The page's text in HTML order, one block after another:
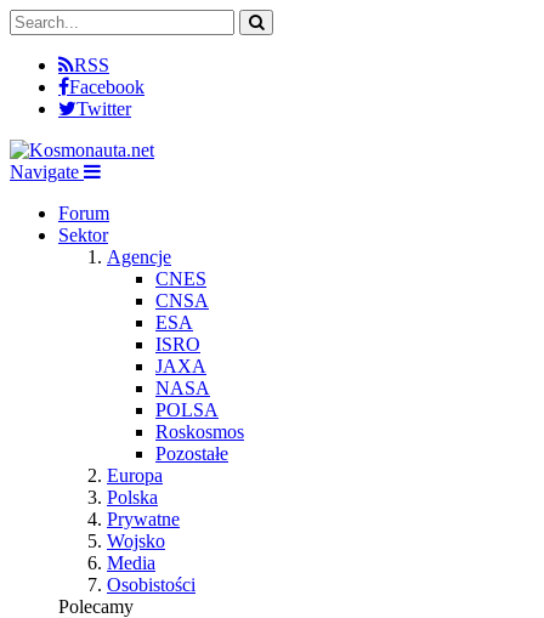
RSS
Facebook
Twitter
Navigate
Forum
Sektor
Agencje
CNES
CNSA
ESA
ISRO
JAXA
NASA
POLSA
Roskosmos
Pozostałe
Europa
Polska
Prywatne
Wojsko
Media
Osobistości
Polecamy